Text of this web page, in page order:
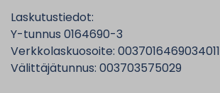
Laskutustiedot:
Y-tunnus 0164690-3
Verkkolaskuosoite: 0037016469034011
Välittäjätunnus: 003703575029